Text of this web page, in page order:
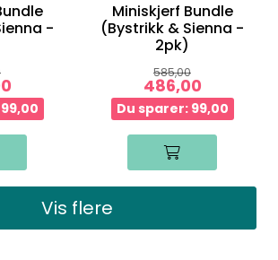
-
Miniskjerf Bundle
(Bystrikk & Sienna -
2pk)
585,00
486,00
Du sparer: 99,00
Vis flere